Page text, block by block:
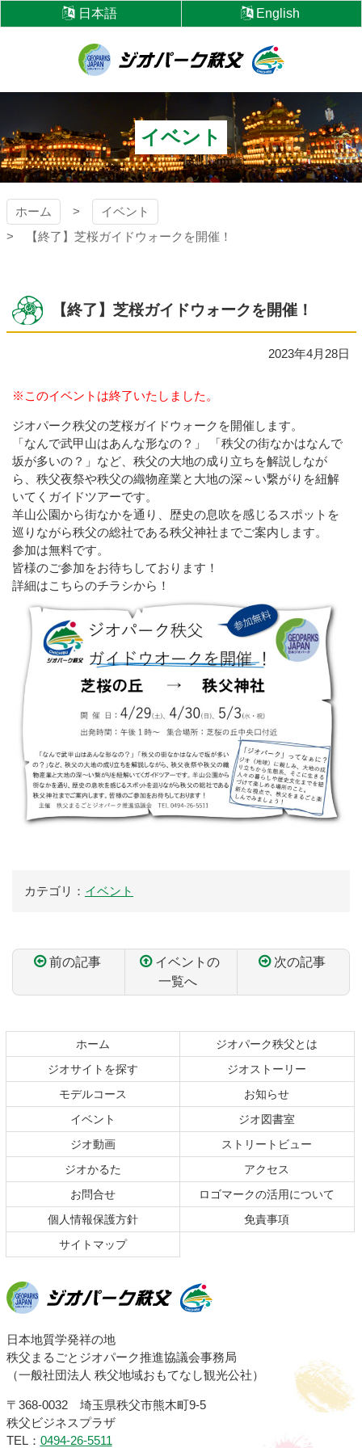
ン
本
ス
キ
ッ
プ
日本語 English
ジオパーク秩父
イベント
ホーム
イベント
【終了】芝桜ガイドウォークを開催！
【終了】芝桜ガイドウォークを開催！
2023年4月28日
※このイベントは終了いたしました。
ジオパーク秩父の芝桜ガイドウォークを開催します。
「なんで武甲山はあんな形なの？」 「秩父の街なかはなんで
坂が多いの？」など、秩父の大地の成り立ちを解説しなが
ら、秩父夜祭や秩父の織物産業と大地の深～い繋がりを紐解
いてくガイドツアーです。
羊山公園から街なかを通り、歴史の息吹を感じるスポットを
巡りながら秩父の総社である秩父神社までご案内します。
参加は無料です。
皆様のご参加をお待ちしております！
詳細はこちらのチラシから！
カテゴリ： イベント
前の記事
イベントの
一覧へ
次の記事
ン
文
へ
の
へ
ホーム
ジオパーク秩父とは
ジオサイトを探す
ジオストーリー
モデルコース
お知らせ
イベント
ジオ図書室
ジオ動画
ストリートビュー
ジオかるた
アクセス
お問合せ
ロゴマークの活用について
個人情報保護方針
免責事項
サイトマップ
ジオパーク秩父
日本地質学発祥の地
秩父まるごとジオパーク推進協議会事務局
（一般社団法人 秩父地域おもてなし観光公社）
〒368-0032 埼玉県秩父市熊木町9-5
秩父ビジネスプラザ
TEL： 0494-26-5511